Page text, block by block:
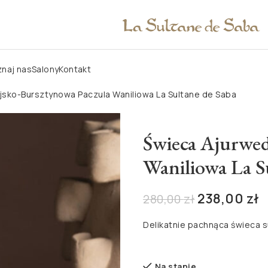
nasSalonyKontakt
Bursztynowa Paczula Waniliowa La Sultane de Saba
Świeca
Waniliowa La
280,00zł 238,00 zł
Delikatnie pachnąca świeca